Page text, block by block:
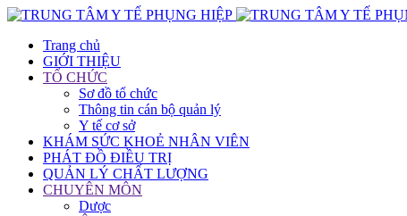
Trang chủ
GIỚI THIỆU
TỔ CHỨC
Sơ đồ tổ chức
Thông tin cán bộ quản lý
Y tế cơ sở
KHÁM SỨC KHOẺ NHÂN VIÊN
PHÁT ĐỒ ĐIỀU TRỊ
QUẢN LÝ CHẤT LƯỢNG
CHUYÊN MÔN
Dược